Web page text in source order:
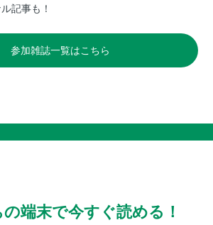
記事も！
参加雑誌一覧はこちら
端末で今すぐ読める！